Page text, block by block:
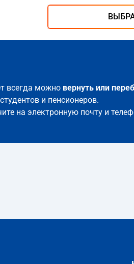
всегда можно вернуть или
и пенсионеров.
на электронную почту и